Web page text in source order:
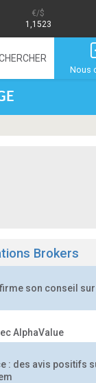
/$
1,1523
Nous
Brokers
son conseil sur
AlphaValue
: des avis positifs